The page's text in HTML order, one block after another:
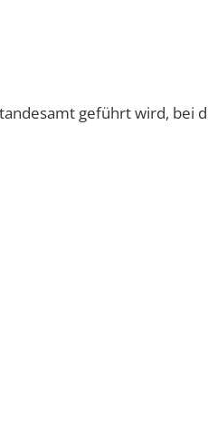
geführt wird, bei